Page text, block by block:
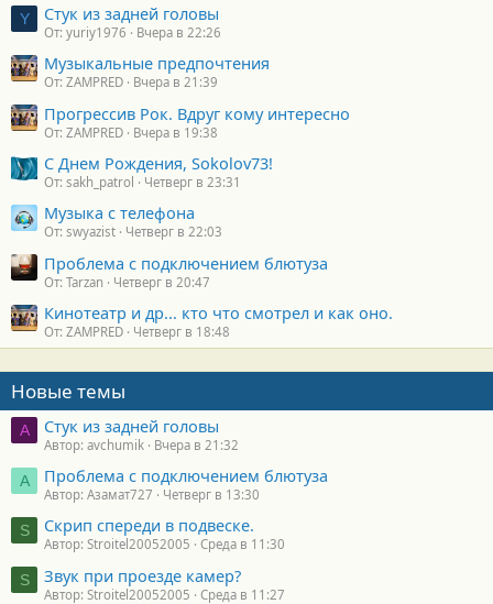
Y Стук из задней головы
От: yuriy1976 Вчера в 22:26
Музыкальные предпочтения
От: ZAMPRED Вчера в 21:39
Прогрессив Рок. Вдруг кому интересно
От: ZAMPRED Вчера в 19:38
С Днем Рождения, Sokolov73!
От: sakh_patrol Четверг в 23:31
Музыка с телефона
От: swyazist Четверг в 22:03
Проблема с подключением блютуза
От: Tarzan Четверг в 20:47
Кинотеатр и др... кто что смотрел и как оно.
От: ZAMPRED Четверг в 18:48
Новые темы
A Стук из задней головы
Автор: avchumik Вчера в 21:32
А Проблема с подключением блютуза
Автор: Азамат727 Четверг в 13:30
S Скрип спереди в подвеске.
Автор: Stroitel20052005 Среда в 11:30
S Звук при проезде камер?
Автор: Stroitel20052005 Среда в 11:27